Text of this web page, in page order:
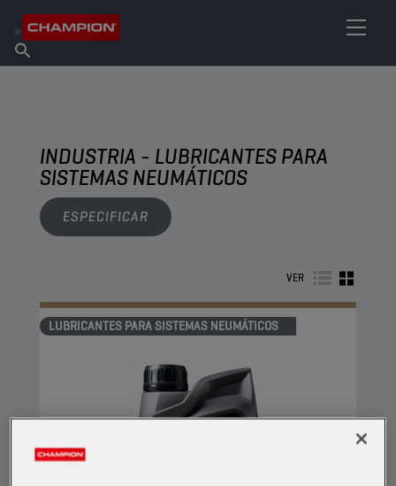
Acerca de champion
Encuentra un punto de venta
INDUSTRIA - LUBRICANTES PARA
SISTEMAS NEUMÁTICOS
ESPECIFICAR
VER
LUBRICANTES PARA SISTEMAS NEUMÁTICOS